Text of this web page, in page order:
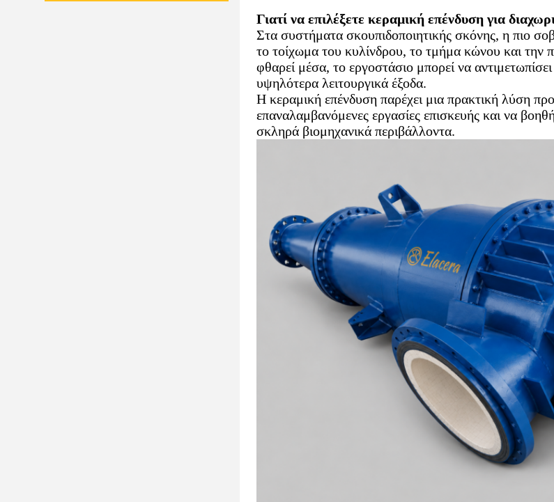
Γιατί να επιλέξετε κεραμική επένδυση για
Στα συστήματα σκουπιδοποιητικής σκόνης, η πιο
το τοίχωμα του κυλίνδρου, το τμήμα κώνου και την
φθαρεί μέσα, το εργοστάσιο μπορεί να
υψηλότερα λειτουργικά έξοδα.
Η κεραμική επένδυση παρέχει μια πρακτική λύση
επαναλαμβανόμενες εργασίες επισκευής και να
σκληρά βιομηχανικά περιβάλλοντα.